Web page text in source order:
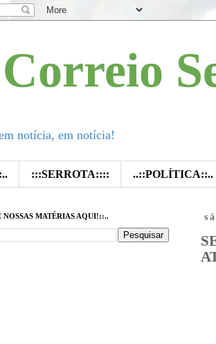
notícia, em notícia!
:::SERROTA:::: ..::POLÍTICA::..
NOSSAS MATÉRIAS AQUI!::..